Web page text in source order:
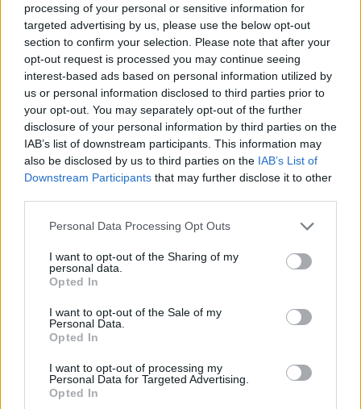
processing of your personal or sensitive information for
targeted advertising by us, please use the below opt-out
section to confirm your selection. Please note that after your
opt-out request is processed you may continue seeing
interest-based ads based on personal information utilized by
us or personal information disclosed to third parties prior to
your opt-out. You may separately opt-out of the further
disclosure of your personal information by third parties on the
IAB’s list of downstream participants. This information may
also be disclosed by us to third parties on the IAB’s List of
Downstream Participants that may further disclose it to other
Please note that this website/app uses one or more Google
not limited to your visit or usage behaviour. You may click to
grant or deny consent to Google and its third-party tags to
use your data for below specified purposes in below Google
consent section.
Personal Data Processing Opt Outs
I want to opt-out of the Sharing of my
personal data.
Opted In
I want to opt-out of the Sale of my
Personal Data.
Opted In
I want to opt-out of processing my
Personal Data for Targeted Advertising.
Opted In
Kövess minket, és értesülj a friss
Követem
HÁZON KÍVÜL
MUNKAHELYI TERROR #BÁNTALMAZÁS
MENTŐSZOLGÁLAT